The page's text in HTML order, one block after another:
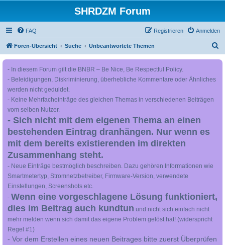
SHRDZM Forum
FAQ Anmelden
Registrieren
Foren-Übersicht Suche Unbeantwortete Themen
- In diesem Forum gilt die BNBR – Be Nice, Be Respectful Policy.
- Beleidigungen, Diskriminierung, überhebliche Kommentare oder Ähnliches
werden nicht geduldet.
- Keine Mehrfacheinträge des gleichen Themas in verschiedenen Beiträgen
vom selben Nutzer.
- Sich nicht mit dem eigenen Thema an einen
bestehenden Eintrag dranhängen. Nur wenn es
mit dem bereits existierenden im direkten
Zusammenhang steht.
- Neue Einträge bestmöglich beschreiben. Dazu gehören Informationen wie
Smartmetertyp, Stromnetzbetreiber, Firmware-Version, verwendete
Einstellungen, Screenshots etc.
- Wenn eine vorgeschlagene Lösung funktioniert,
dies im Beitrag auch kundtun und nicht sich einfach nicht
mehr melden wenn sich damit das eigene Problem gelöst hat! (widerspricht
Regel #1)
- Vor dem Erstellen eines neuen Beitrages bitte zuerst Überprüfen